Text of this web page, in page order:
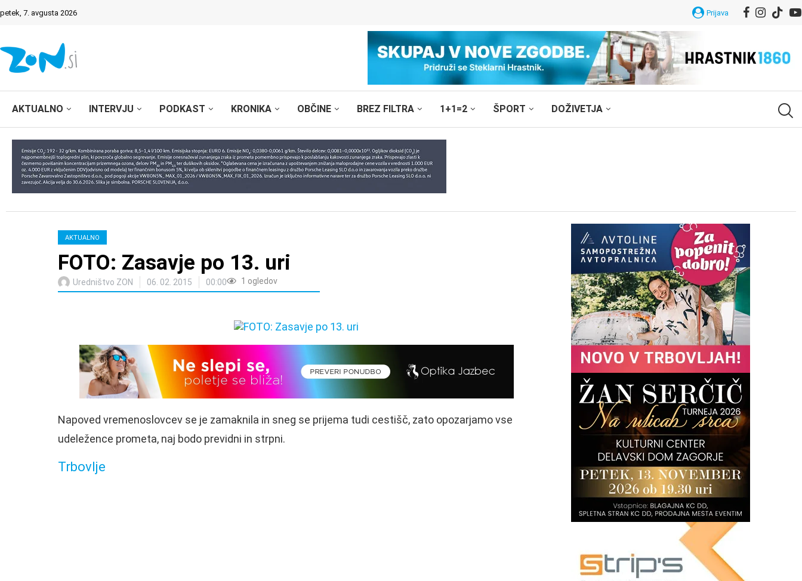
petek, 7. avgusta 2026 Prijava
AKTUALNO INTERVJU PODKAST KRONIKA OBČINE BREZ FILTRA 1+1=2 ŠPORT DOŽIVETJA
AKTUALNO
FOTO: Zasavje po 13. uri
Uredništvo ZON 06. 02. 2015 00:00 1 ogledov
Napoved vremenoslovcev se je zamaknila in sneg se prijema tudi cestišč, zato opozarjamo vse
udeležence prometa, naj bodo previdni in strpni.
Trbovlje